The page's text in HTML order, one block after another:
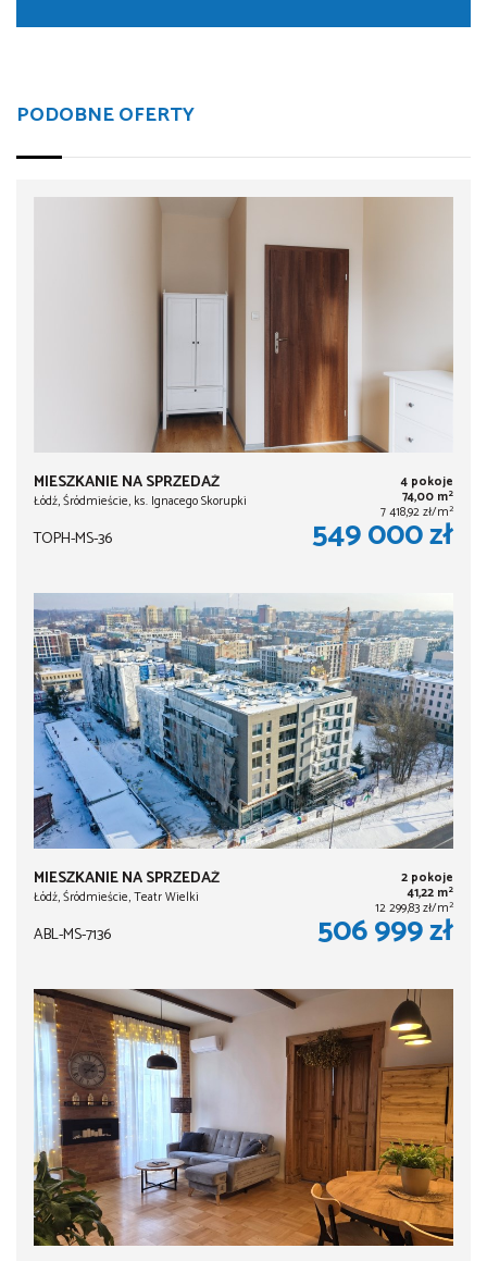
PODOBNE OFERTY
MIESZKANIE NA SPRZEDAŻ
Łódź, Śródmieście, ks. Ignacego Skorupki
4 pokoje
74,00 m2
7 418,92 zł/m2
TOPH-MS-36 549 000 zł
MIESZKANIE NA SPRZEDAŻ
Łódź, Śródmieście, Teatr Wielki
2 pokoje
41,22 m2
12 299,83 zł/m2
ABL-MS-7136 506 999 zł